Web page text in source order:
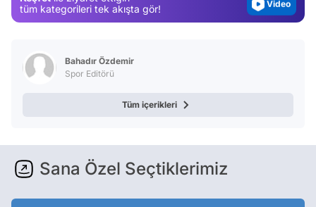
tüm kategorileri tek akışta gör!
Video
Bahadır Özdemir
Spor Editörü
Tüm içerikleri
Sana Özel Seçtiklerimiz